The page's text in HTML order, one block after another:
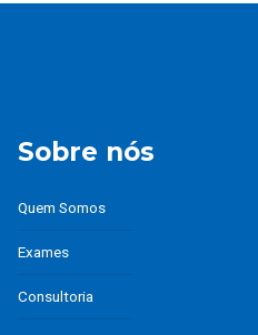
Sobre nós
Quem Somos
Exames
Consultoria